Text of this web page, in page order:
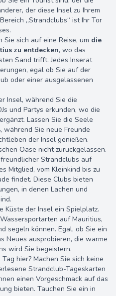
der diese Insel zu Ihrem
„Strandclubs“ ist Ihr Tor
Sie sich auf eine Reise, um die
zu entdecken, wo das
Sand trifft. Jedes Inserat
egal ob Sie auf der
oder einer ausgelassenen
Insel, während Sie die
und Partys erkunden, wo die
Lassen Sie die Seele
während Sie neue Freunde
der Insel genießen.
Oase nicht zurückgelassen.
Strandclubs auf
Mitglied, vom Kleinkind bis zu
findet. Diese Clubs bieten
in denen Lachen und
Küste der Insel ein Spielplatz.
auf Mauritius,
segeln können. Egal, ob Sie ein
Neues ausprobieren, die warme
wird Sie begeistern.
hier? Machen Sie sich keine
Strandclub-Tageskarten
einen Vorgeschmack auf das
bieten. Tauchen Sie ein in